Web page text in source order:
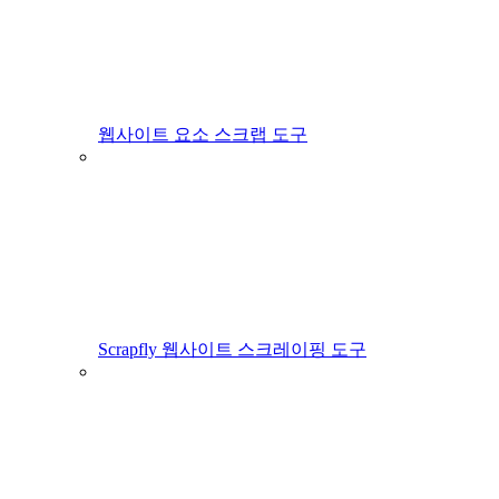
웹사이트 요소 스크랩 도구
Scrapfly 웹사이트 스크레이핑 도구